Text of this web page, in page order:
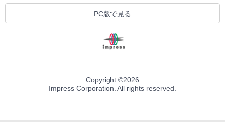
PC版で見る
Copyright ©2026
Impress Corporation. All rights reserved.